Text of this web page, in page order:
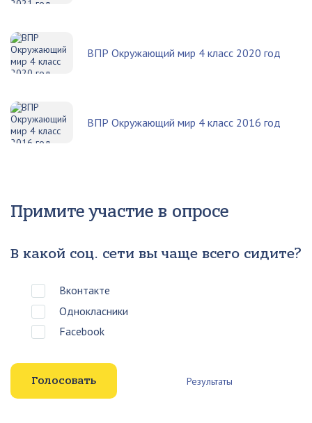
ВПР Окружающий мир 4 класс 2020 год
ВПР Окружающий мир 4 класс 2016 год
Примите участие в опросе
В какой соц. сети вы чаще всего сидите?
Вконтакте
Однокласники
Facebook
Результаты